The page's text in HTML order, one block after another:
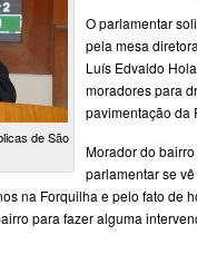
de São
O parlamentar
pela mesa
Luís Edvaldo
moradores para
pavimentação da
Morador do
parlamentar se
na Forquilha e pelo fato de
para fazer alguma